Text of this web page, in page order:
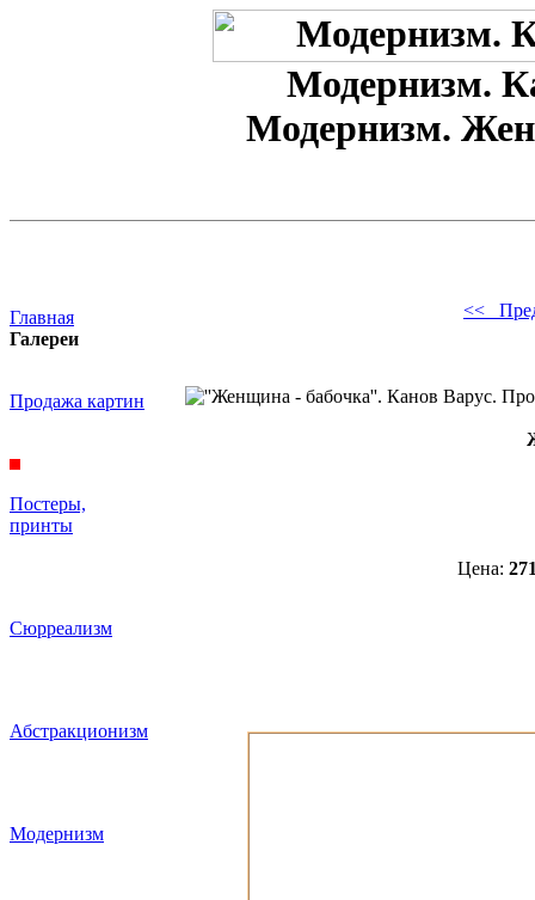
Модернизм.
Модернизм.
Главная
Галереи
Продажа картин
Постеры,
принты
Сюрреализм
Абстракционизм
Модернизм
<<
Цена: